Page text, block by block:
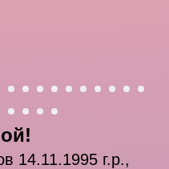
14.11.1995 г.р.,